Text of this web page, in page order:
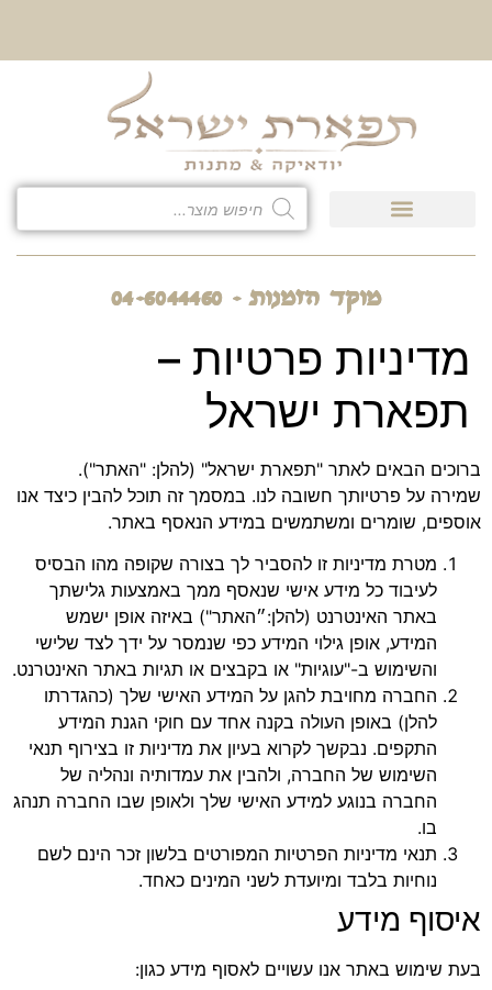
מוקד הזמנות - 04-6044460
מדיניות פרטיות –
תפארת ישראל
ברוכים הבאים לאתר "תפארת ישראל" (להלן: "האתר").
שמירה על פרטיותך חשובה לנו. במסמך זה תוכל להבין כיצד אנו
אוספים, שומרים ומשתמשים במידע הנאסף באתר.
מטרת מדיניות זו להסביר לך בצורה שקופה מהו הבסיס
לעיבוד כל מידע אישי שנאסף ממך באמצעות גלישתך
באתר האינטרנט (להלן:״האתר") באיזה אופן ישמש
המידע, אופן גילוי המידע כפי שנמסר על ידך לצד שלישי
והשימוש ב-"עוגיות" או בקבצים או תגיות באתר האינטרנט.
החברה מחויבת להגן על המידע האישי שלך (כהגדרתו
להלן) באופן העולה בקנה אחד עם חוקי הגנת המידע
התקפים. נבקשך לקרוא בעיון את מדיניות זו בצירוף תנאי
השימוש של החברה, ולהבין את עמדותיה ונהליה של
החברה בנוגע למידע האישי שלך ולאופן שבו החברה תנהג
בו.
תנאי מדיניות הפרטיות המפורטים בלשון זכר הינם לשם
נוחיות בלבד ומיועדת לשני המינים כאחד.
איסוף מידע
בעת שימוש באתר אנו עשויים לאסוף מידע כגון: